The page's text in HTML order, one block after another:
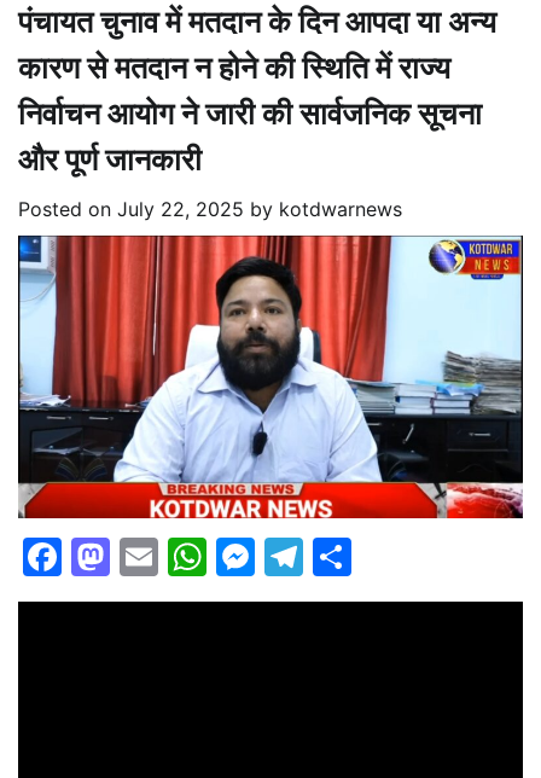
पंचायत चुनाव में मतदान के दिन आपदा या अन्य
कारण से मतदान न होने की स्थिति में राज्य
निर्वाचन आयोग ने जारी की सार्वजनिक सूचना
और पूर्ण जानकारी
Posted on July 22, 2025 by kotdwarnews
Facebook
Mastodon
EmailWhatsApp
Messenger
Telegram